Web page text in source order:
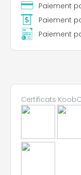
Paiement
Paiement
Paiement
Certificats